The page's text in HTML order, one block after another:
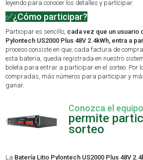
leyendo para conocer los detalles y participar.
✅¿Cómo participar?
Participar es sencillo, cada vez que un usuario
Pylontech US2000 Plus 48V 2.4kWh, entra a
proceso consiste en que, cada factura de
esta batería, queda registrada en nuestro
boleta para entrar a participar en el sorteo. Por
compradas, más números para participar y
ganar.
Conozca el
permite
sorteo
La Batería Litio Pylontech US2000 Plus 48V